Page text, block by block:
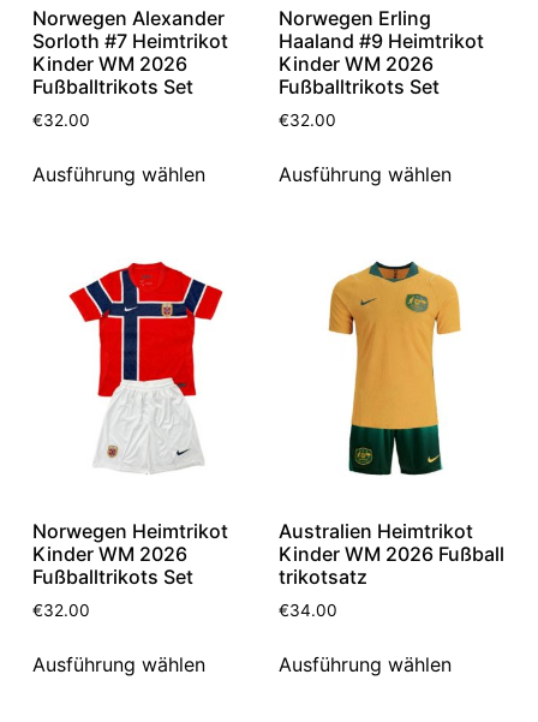
Norwegen Alexander
Sorloth #7 Heimtrikot
Kinder WM 2026
Fußballtrikots Set
€32.00
Ausführung wählen
Norwegen Erling
Haaland #9 Heimtrikot
Kinder WM 2026
Fußballtrikots Set
€32.00
Ausführung wählen
Norwegen Heimtrikot
Kinder WM 2026
Fußballtrikots Set
€32.00
Ausführung wählen
Australien Heimtrikot
Kinder WM 2026 Fußball
trikotsatz
€34.00
Ausführung wählen